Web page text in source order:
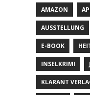
AMAZON
AUSSTELLUNG
E-BOOK
INSELKRIMI
KLARANT